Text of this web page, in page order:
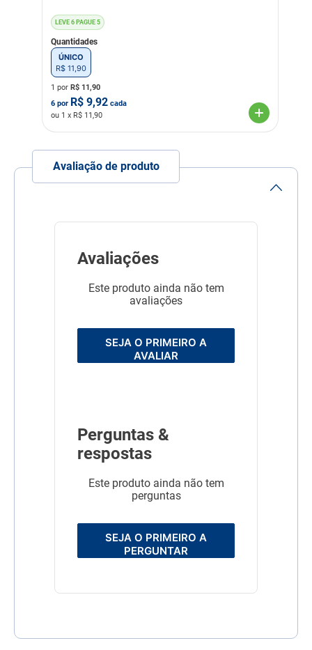
Material
Composição
LEVE 6 PAGUE 5
Quantidades
ÚNICO
R$ 11 90
1 por R$ 11,90
6 por R$ 9,92 cada
ou 1 x R$ 11,90
Avaliação de produto
Avaliações
Este produto ainda não tem
avaliações
SEJA O PRIMEIRO A
AVALIAR
Perguntas &
respostas
Este produto ainda não tem
perguntas
SEJA O PRIMEIRO A
PERGUNTAR